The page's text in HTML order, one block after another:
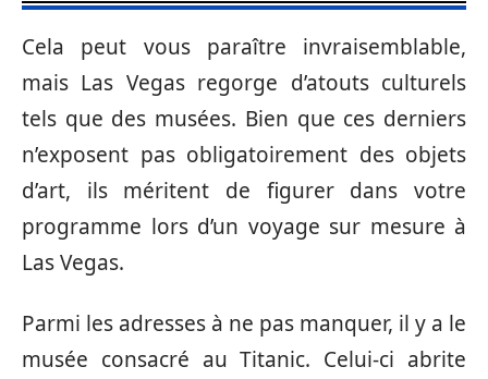
Cela peut vous paraître invraisemblable,
mais Las Vegas regorge d’atouts culturels
tels que des musées. Bien que ces derniers
n’exposent pas obligatoirement des objets
d’art, ils méritent de figurer dans votre
programme lors d’un voyage sur mesure à
Las Vegas.
Parmi les adresses à ne pas manquer, il y a le
musée consacré au Titanic. Celui-ci abrite